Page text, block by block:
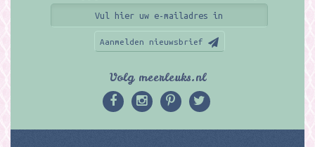
Aanmelden nieuwsbrief
Volg meerleuks.nl